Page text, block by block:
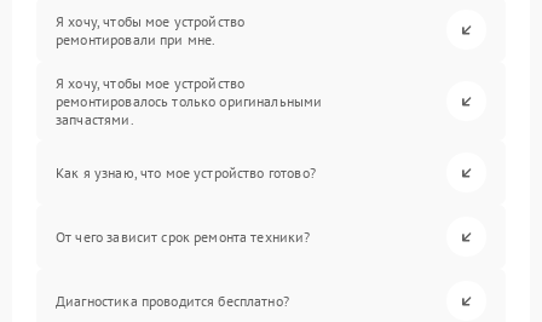
Я хочу, чтобы мое устройство
ремонтировали при мне.
Я хочу, чтобы мое устройство
ремонтировалось только оригинальными
запчастями.
Как я узнаю, что мое устройство готово?
От чего зависит срок ремонта техники?
Диагностика проводится бесплатно?